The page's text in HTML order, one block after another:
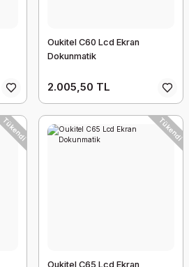
Oukitel C60 Lcd Ekran
Dokunmatik
2.005,50 TL
Tükendi Tükendi
Oukitel C65 Lcd Ekran